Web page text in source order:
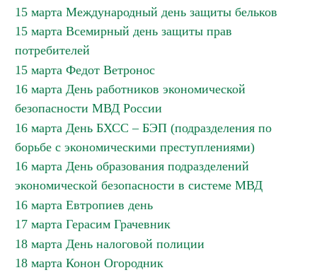
15 марта Международный день защиты бельков
15 марта Всемирный день защиты прав
потребителей
15 марта Федот Ветронос
16 марта День работников экономической
безопасности МВД России
16 марта День БХСС – БЭП (подразделения по
борьбе с экономическими преступлениями)
16 марта День образования подразделений
экономической безопасности в системе МВД
16 марта Евтропиев день
17 марта Герасим Грачевник
18 марта День налоговой полиции
18 марта Конон Огородник